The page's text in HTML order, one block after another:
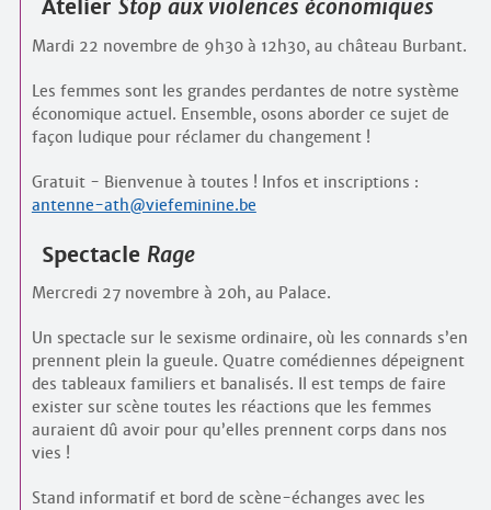
AtelierStop aux violences économiques
Mardi 22 novembre de 9h30 à 12h30, au château Burbant.
Les femmes sont les grandes perdantes de notre système
économique actuel. Ensemble, osons aborder ce sujet de
façon ludique pour réclamer du changement !
Gratuit - Bienvenue à toutes ! Infos et inscriptions :
antenne-ath@viefeminine.be
Spectacle Rage
Mercredi 27 novembre à 20h, au Palace.
Un spectacle sur le sexisme ordinaire, où les connards s’en
prennent plein la gueule. Quatre comédiennes dépeignent
des tableaux familiers et banalisés. Il est temps de faire
exister sur scène toutes les réactions que les femmes
auraient dû avoir pour qu’elles prennent corps dans nos
vies !
Stand informatif et bord de scène-échanges avec les